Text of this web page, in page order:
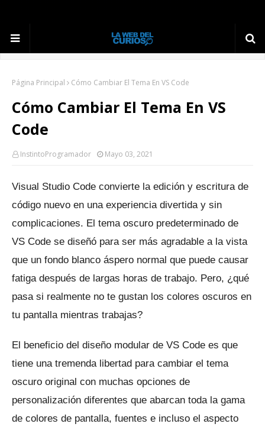
Página Principal Cómo Cambiar El Tema En VS Code
Cómo Cambiar El Tema En VS
Code
InstintoProgramador Mayo 03, 2021
Visual Studio Code convierte la edición y escritura de
código nuevo en una experiencia divertida y sin
complicaciones. El tema oscuro predeterminado de
VS Code se diseñó para ser más agradable a la vista
que un fondo blanco áspero normal que puede causar
fatiga después de largas horas de trabajo. Pero, ¿qué
pasa si realmente no te gustan los colores oscuros en
tu pantalla mientras trabajas?
El beneficio del diseño modular de VS Code es que
tiene una tremenda libertad para cambiar el tema
oscuro original con muchas opciones de
personalización diferentes que abarcan toda la gama
de colores de pantalla, fuentes e incluso el aspecto